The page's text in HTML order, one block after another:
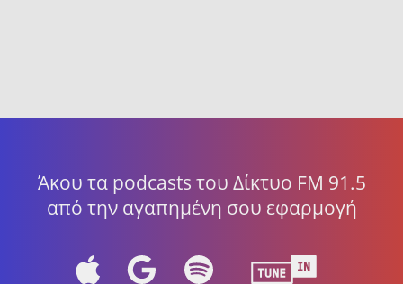
Άκου τα podcasts του Δίκτυο FM 91.5
από την αγαπημένη σου εφαρμογή